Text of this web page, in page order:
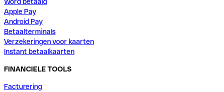
Apple Pay
Android Pay
Betaalterminals
Verzekeringen voor kaarten
Instant betaalkaarten
FINANCIELE TOOLS
Facturering